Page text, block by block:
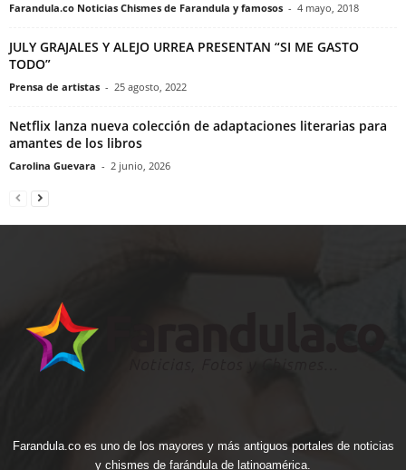
Farandula.co Noticias Chismes de Farandula y famosos - 4 mayo, 2018
JULY GRAJALES Y ALEJO URREA PRESENTAN “SI ME GASTO
TODO”
Prensa de artistas - 25 agosto, 2022
Netflix lanza nueva colección de adaptaciones literarias para
amantes de los libros
Carolina Guevara - 2 junio, 2026
Farandula.co es uno de los mayores y más antiguos portales de noticias
y chismes de farándula de latinoamérica.